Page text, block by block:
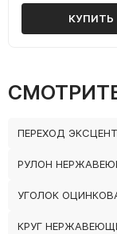
КУПИТЬ
ПЕРЕХОД
РУЛОН
УГОЛОК
КРУГ